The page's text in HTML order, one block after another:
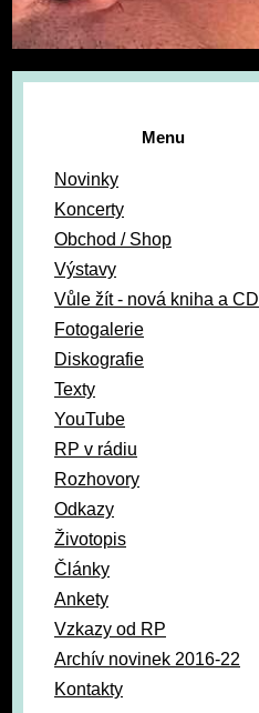
Menu
Novinky
Koncerty
Obchod / Shop
Výstavy
Vůle žít - nová kniha a CD
Fotogalerie
Diskografie
Texty
YouTube
RP v rádiu
Rozhovory
Odkazy
Životopis
Články
Ankety
Vzkazy od RP
Archív novinek 2016-22
Kontakty